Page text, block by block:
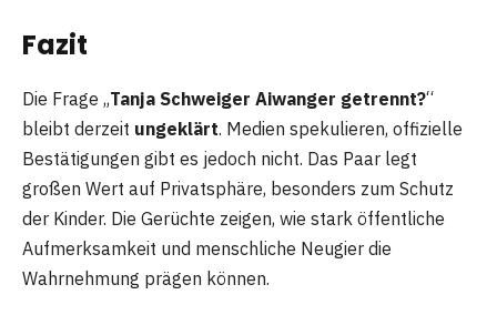
Fazit
Die Frage „Tanja Schweiger Aiwanger getrennt?“
bleibt derzeit ungeklärt. Medien spekulieren, offizielle
Bestätigungen gibt es jedoch nicht. Das Paar legt
großen Wert auf Privatsphäre, besonders zum Schutz
der Kinder. Die Gerüchte zeigen, wie stark öffentliche
Aufmerksamkeit und menschliche Neugier die
Wahrnehmung prägen können.